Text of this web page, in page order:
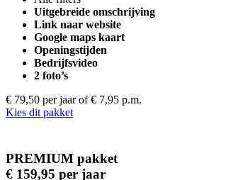
Uitgebreide omschrijving
Link naar website
Google maps kaart
Openingstijden
Bedrijfsvideo
2 foto’s
€ 79,50 per jaar of € 7,95 p.m.
Kies dit pakket
PREMIUM pakket
€ 159,95 per jaar